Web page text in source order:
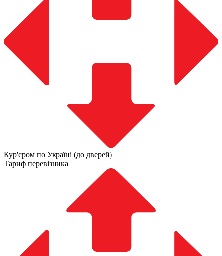
Кур'єром по Україні (до дверей)
Тариф перевізника